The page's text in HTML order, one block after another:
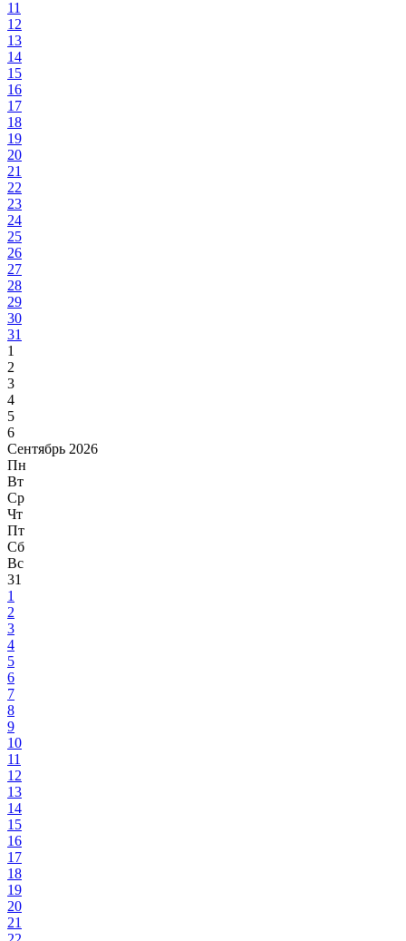
11
12
13
14
15
16
17
18
19
20
21
22
23
24
25
26
27
28
29
30
31
1
2
3
4
5
6
Сентябрь 2026
Пн
Вт
Ср
Чт
Пт
Сб
Вс
31
1
2
3
4
5
6
7
8
9
10
11
12
13
14
15
16
17
18
19
20
21